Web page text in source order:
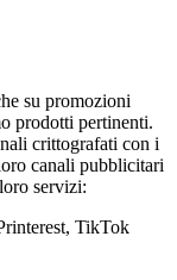
su promozioni
prodotti pertinenti.
crittografati con i
canali pubblicitari
servizi:
TikTok